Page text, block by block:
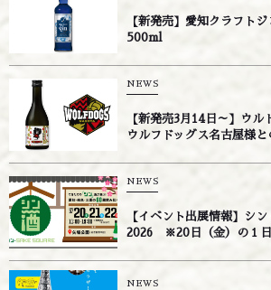
【新発売】愛知クラフト
500ml
NEWS
【新発売3月14日～】ウ
ウルフドッグス名古屋様
NEWS
【イベント出展情報】シ
2026 ※20日（金）の１日
NEWS